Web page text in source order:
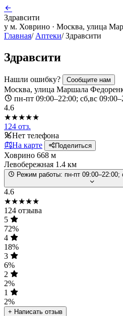
Здравсити
у м. Ховрино · Москва, улица
Главная/ Аптеки/ Здравсити
Здравсити
Нашли ошибку? Сообщите нам
Москва, улица Маршала
пн-пт 09:00–22:00; сб,вс
4.6
★★★★★
124 отз.
Нет телефона
На карте
Поделиться
Ховрино 668 м
Левобережная 1.4 км
Режим работы: пн-пт
4.6
★★★★★
124 отзыва
5
72%
4
18%
3
6%
2
2%
1
2%
+ Написать отзыв